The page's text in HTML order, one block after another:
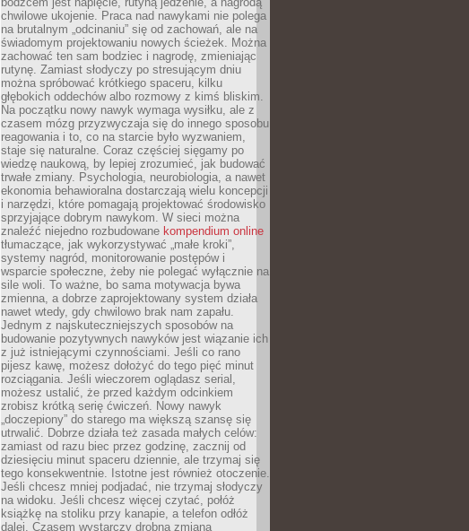
chwilowe ukojenie. Praca nad nawykami nie polega
na brutalnym „odcinaniu” się od zachowań, ale na
świadomym projektowaniu nowych ścieżek. Można
zachować ten sam bodziec i nagrodę, zmieniając
rutynę. Zamiast słodyczy po stresującym dniu
można spróbować krótkiego spaceru, kilku
głębokich oddechów albo rozmowy z kimś bliskim.
Na początku nowy nawyk wymaga wysiłku, ale z
czasem mózg przyzwyczaja się do innego sposobu
reagowania i to, co na starcie było wyzwaniem,
staje się naturalne. Coraz częściej sięgamy po
wiedzę naukową, by lepiej zrozumieć, jak budować
trwałe zmiany. Psychologia, neurobiologia, a nawet
ekonomia behawioralna dostarczają wielu koncepcji
i narzędzi, które pomagają projektować środowisko
sprzyjające dobrym nawykom. W sieci można
znaleźć niejedno rozbudowane kompendium online
tłumaczące, jak wykorzystywać „małe kroki”,
systemy nagród, monitorowanie postępów i
wsparcie społeczne, żeby nie polegać wyłącznie na
sile woli. To ważne, bo sama motywacja bywa
zmienna, a dobrze zaprojektowany system działa
nawet wtedy, gdy chwilowo brak nam zapału.
Jednym z najskuteczniejszych sposobów na
budowanie pozytywnych nawyków jest wiązanie ich
z już istniejącymi czynnościami. Jeśli co rano
pijesz kawę, możesz dołożyć do tego pięć minut
rozciągania. Jeśli wieczorem oglądasz serial,
możesz ustalić, że przed każdym odcinkiem
zrobisz krótką serię ćwiczeń. Nowy nawyk
„doczepiony” do starego ma większą szansę się
utrwalić. Dobrze działa też zasada małych celów:
zamiast od razu biec przez godzinę, zacznij od
dziesięciu minut spaceru dziennie, ale trzymaj się
tego konsekwentnie. Istotne jest również otoczenie.
Jeśli chcesz mniej podjadać, nie trzymaj słodyczy
na widoku. Jeśli chcesz więcej czytać, połóż
książkę na stoliku przy kanapie, a telefon odłóż
dalej. Czasem wystarczy drobna zmiana